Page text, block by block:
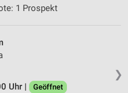
1 Prospekt
❯
Uhr |
Geöffnet